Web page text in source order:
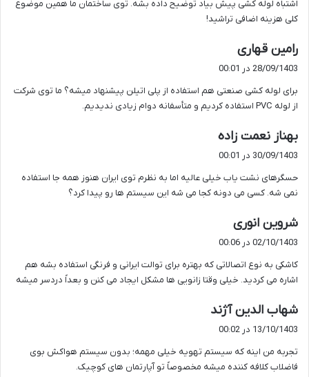
اشتباه لوله کشی پیش بیاد توضیح داده بشه. توی ساختمان ما همین موضوع
کلی هزینه اضافی تراشید!
رامین قهاری
ف
:
28/09/1403 در 00:01
برای لوله کشی صنعتی هم استفاده از پلی اتیلن پیشنهاد میشه؟ ما توی شرکت
از لوله PVC استفاده کردیم و متأسفانه دوام زیادی ندیدیم.
بهناز نعمت زاده
:
30/09/1403 در 00:01
حسگرهای نشت یاب خیلی عالیه اما به نظرم توی ایران هنوز همه جا استفاده
نمی شه. کسی می دونه کجا می شه این سیستم ها رو پیدا کرد؟
شروین انوری
ف
:
02/10/1403 در 00:06
کاشکی به نوع اتصالاتی که بهتره برای توالت ایرانی و فرنگی استفاده بشه هم
اشاره می کردید. خیلی وقتا زانویی ها مشکل ایجاد می کنن و بعداً دردسر میشه
شهاب الدین آژند
:
13/10/1403 در 00:02
تجربه من اینه که سیستم تهویه خیلی مهمه؛ بدون سیستم هواکش بوی
فاضلاب کلافه کننده میشه مخصوصاً تو آپارتمان های کوچیک.